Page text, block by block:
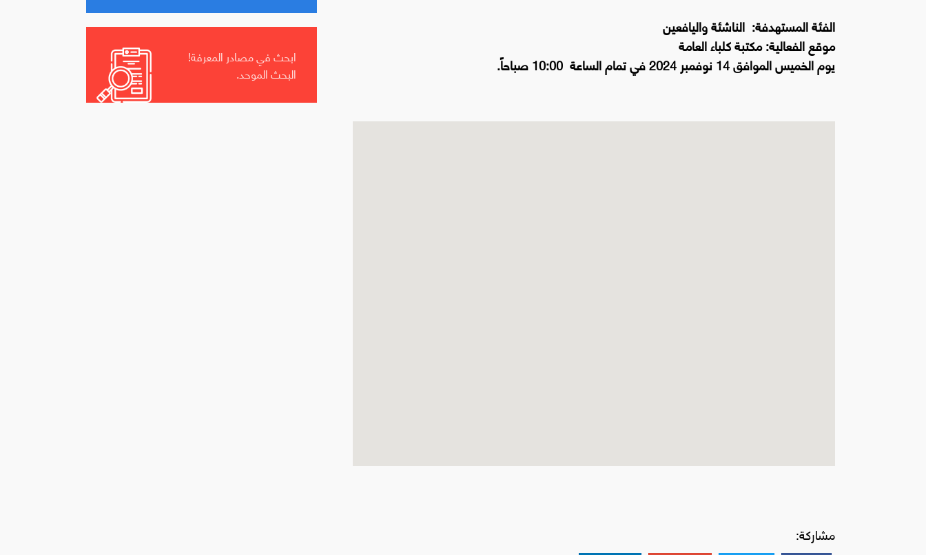
الفئة المستهدفة: الناشئة واليافعين
موقع الفعالية: مكتبة كلباء العامة
يوم الخميس الموافق 14 نوفمبر 2024 في تمام الساعة 10:00 صباحاً.
مشاركة:
ابحث في مصادر المعرفة!
البحث الموحد.